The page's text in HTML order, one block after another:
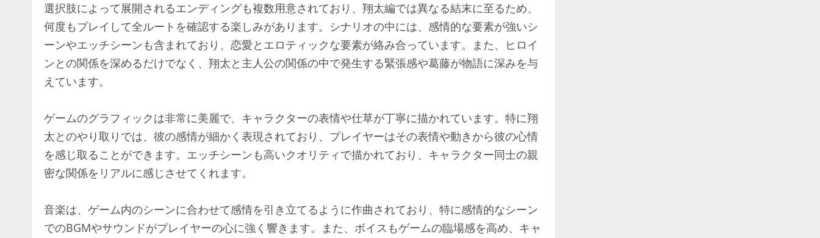
選択肢によって展開されるエンディングも複数用意されており、翔太編では異なる結末に至るため、
何度もプレイして全ルートを確認する楽しみがあります。シナリオの中には、感情的な要素が強いシ
ーンやエッチシーンも含まれており、恋愛とエロティックな要素が絡み合っています。また、ヒロイ
ンとの関係を深めるだけでなく、翔太と主人公の関係の中で発生する緊張感や葛藤が物語に深みを与
えています。
ゲームのグラフィックは非常に美麗で、キャラクターの表情や仕草が丁寧に描かれています。特に翔
太とのやり取りでは、彼の感情が細かく表現されており、プレイヤーはその表情や動きから彼の心情
を感じ取ることができます。エッチシーンも高いクオリティで描かれており、キャラクター同士の親
密な関係をリアルに感じさせてくれます。
音楽は、ゲーム内のシーンに合わせて感情を引き立てるように作曲されており、特に感情的なシーン
でのBGMやサウンドがプレイヤーの心に強く響きます。また、ボイスもゲームの臨場感を高め、キャ